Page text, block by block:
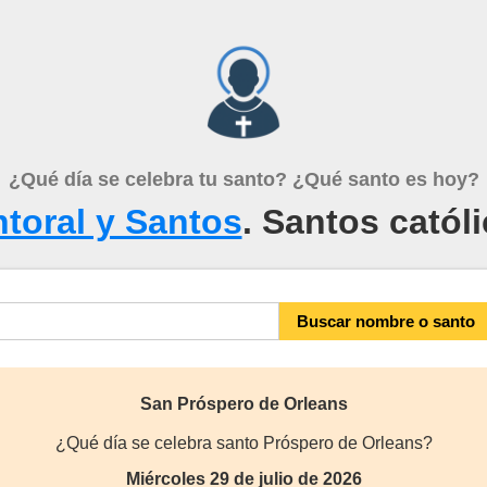
¿Qué día se celebra tu santo? ¿Qué santo es hoy?
y Santos. Santos
San Próspero de Orleans
¿Qué día se celebra santo Próspero de Orleans?
Miércoles 29 de julio de 2026